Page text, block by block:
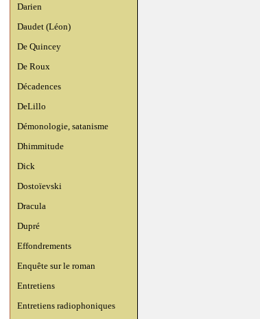
Darien
Daudet (Léon)
De Quincey
De Roux
Décadences
DeLillo
Démonologie, satanisme
Dhimmitude
Dick
Dostoïevski
Dracula
Dupré
Effondrements
Enquête sur le roman
Entretiens
Entretiens radiophoniques